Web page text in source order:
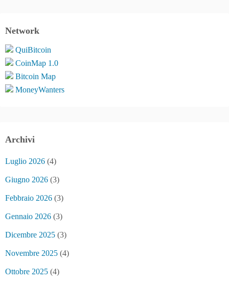
Network
QuiBitcoin
CoinMap 1.0
Bitcoin Map
MoneyWanters
Archivi
Luglio 2026 (4)
Giugno 2026 (3)
Febbraio 2026 (3)
Gennaio 2026 (3)
Dicembre 2025 (3)
Novembre 2025 (4)
Ottobre 2025 (4)